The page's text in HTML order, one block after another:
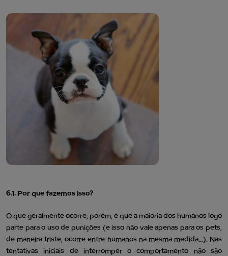
6.1. Por que fazemos isso?
O que geralmente ocorre, porém, é que a maioria dos humanos logo
parte para o uso de punições (e isso não vale apenas para os pets,
de maneira triste, ocorre entre humanos na mesma medida…). Nas
tentativas iniciais de interromper o comportamento não são